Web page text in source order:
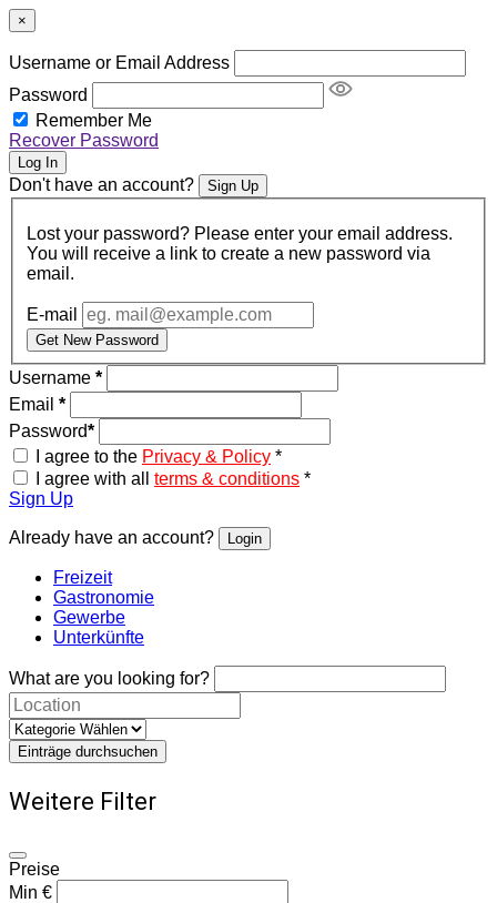
×
Username or Email Address
Password
Remember Me
Recover Password
Log In
Don't have an account? Sign Up
Lost your password? Please enter your email address.
You will receive a link to create a new password via
email.
E-mail
Get New Password
Username *
Email *
Password*
I agree to the Privacy & Policy *
I agree with all terms & conditions *
Sign Up
Already have an account? Login
Freizeit
Gastronomie
Gewerbe
Unterkünfte
What are you looking for?
Einträge durchsuchen
Weitere Filter
Preise
Min €